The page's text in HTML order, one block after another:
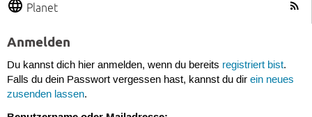
Planet
Anmelden
Du kannst dich hier anmelden, wenn du bereits registriert bist.
Falls du dein Passwort vergessen hast, kannst du dir ein neues
zusenden lassen.